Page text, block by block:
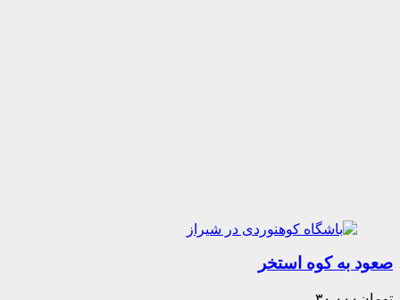
کوه استخر